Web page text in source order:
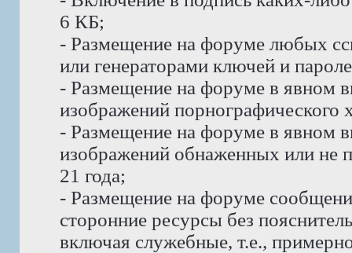
6 КБ;
- Размещение на форуме любых
или генераторами ключей и
- Размещение на форуме в явном
изображений порнографического
- Размещение на форуме в явном
изображений обнаженных или не
21 года;
- Размещение на форуме
сторонние ресурсы без
включая служебные, т.е.,